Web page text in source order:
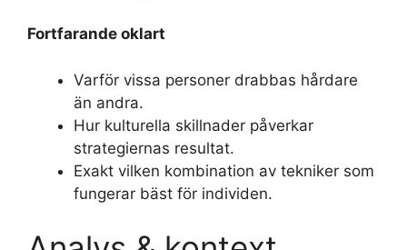
Fortfarande oklart
Varför vissa personer drabbas hårdare
än andra.
Hur kulturella skillnader påverkar
strategiernas resultat.
Exakt vilken kombination av tekniker som
fungerar bäst för individen.